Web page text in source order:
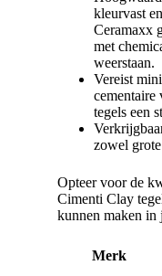
kleurvast
Ceramaxx
met
weerstaan.
Vereist
cementaire
tegels een
zowel
Opteer voor de
Cimenti Clay
kunnen maken
Merk